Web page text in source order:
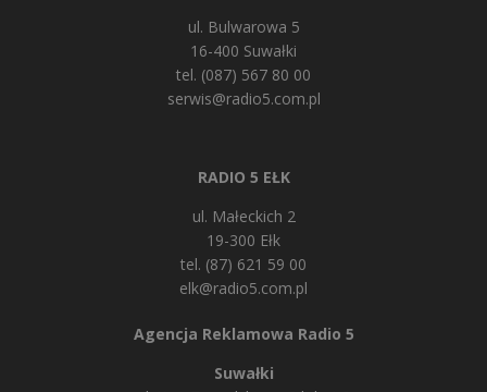
ul. Bulwarowa 5
16-400 Suwałki
tel. (087) 567 80 00
serwis@radio5.com.pl
RADIO 5 EŁK
ul. Małeckich 2
19-300 Ełk
tel. (87) 621 59 00
elk@radio5.com.pl
Agencja Reklamowa Radio 5
Suwałki